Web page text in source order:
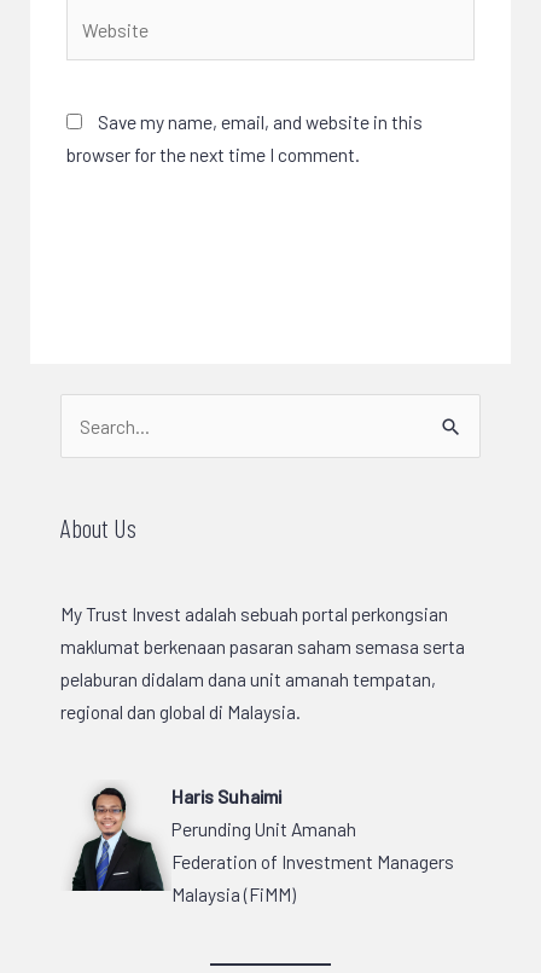
Save my name, email, and website in this
browser for the next time I comment.
Search
for:
About Us
My Trust Invest adalah sebuah portal perkongsian
maklumat berkenaan pasaran saham semasa serta
pelaburan didalam dana unit amanah tempatan,
regional dan global di Malaysia.
Haris Suhaimi
Perunding Unit Amanah
Federation of Investment Managers
Malaysia (FiMM)